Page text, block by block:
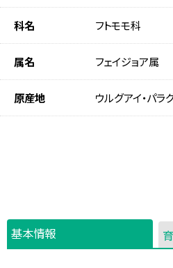
科名 フトモモ科
属名 フェイジョア属
原産地 ウルグアイ・パラ
基本情報